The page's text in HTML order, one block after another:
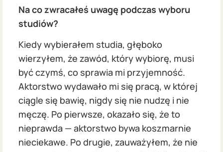
Na co zwracałeś uwagę podczas wyboru
studiów?
Kiedy wybierałem studia, głęboko
wierzyłem, że zawód, który wybiorę, musi
być czymś, co sprawia mi przyjemność.
Aktorstwo wydawało mi się pracą, w której
ciągle się bawię, nigdy się nie nudzę i nie
męczę. Po pierwsze, okazało się, że to
nieprawda — aktorstwo bywa koszmarnie
nieciekawe. Po drugie, zauważyłem, że nie